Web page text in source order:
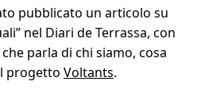
pubblicato un articolo su
nel Diari de Terrassa, con
che parla di chi siamo, cosa
progetto Voltants.